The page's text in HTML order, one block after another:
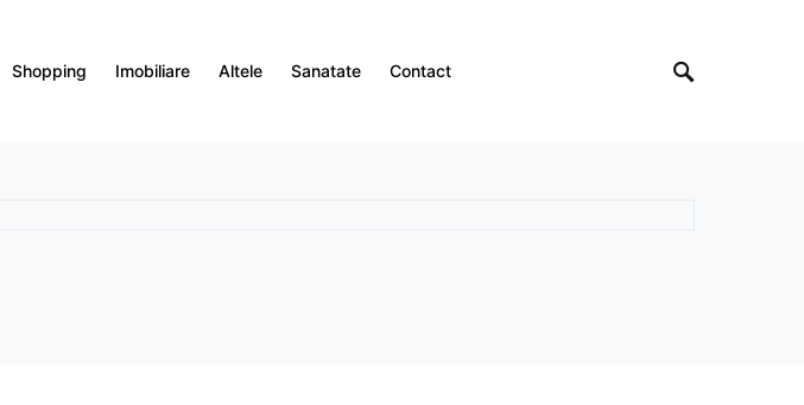
Shopping Imobiliare Altele Sanatate Contact